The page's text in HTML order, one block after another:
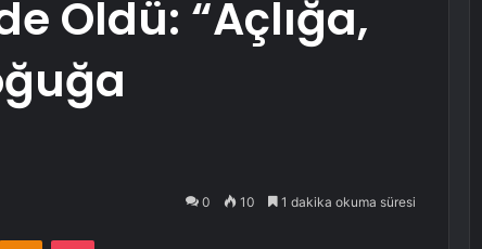
Öldü: “Açlığa,
0 10 1 dakika okuma süresi
Odnoklassniki
Pocket